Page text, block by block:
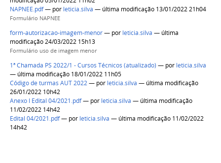
NAPNEE.pdf— por leticia.silva — última modificação 13/01/2022 21h04
Formulário NAPNEE
form-autorizacao-imagem-menor— por leticia.silva — última
modificação 24/03/2022 15h13
Formulário uso de imagem menor
1ª Chamada PS 2022/1 - Cursos Técnicos (atualizado) — por leticia.silva
— última modificação 18/01/2022 11h05
Código de turmas AUT 2022— por leticia.silva — última modificação
26/01/2022 10h42
Anexo I Edital 04/2021.pdf— por leticia.silva — última modificação
11/02/2022 14h42
Edital 04/2021.pdf— por leticia.silva — última modificação 11/02/2022
14h42